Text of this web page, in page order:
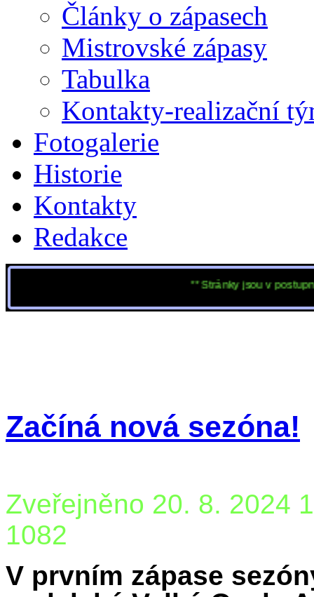
Články o zápasech
Mistrovské zápasy
Tabulka
Kontakty-realizační
Fotogalerie
Historie
Kontakty
Redakce
** Stránky jsou v postupné
Začíná nová sezóna!
Zveřejněno 20. 8. 2024
1082
V prvním zápase